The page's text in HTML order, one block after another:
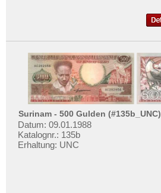
Surinam - 500 Gulden (#135b_UNC)
Datum: 09.01.1988
Katalognr.: 135b
Erhaltung: UNC